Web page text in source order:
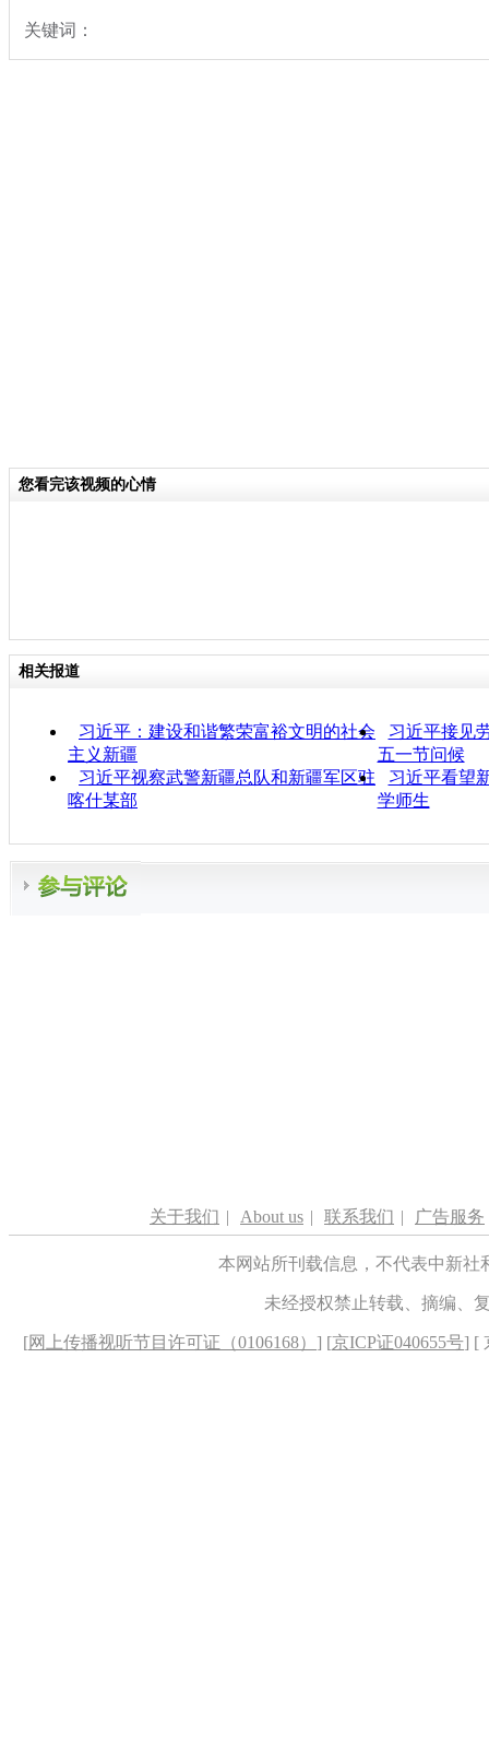
关键词：
您看完该视频的心情
相关报道
习近平：建设和谐繁荣富裕文明的社会
主义新疆
习近平接见
五一节问候
习近平视察武警新疆总队和新疆军区驻
喀什某部
习近平看望
学师生
关于我们 | About us | 联系我们 | 广告服务
本网站所刊载信息，不代表中新
未经授权禁止转载、摘编、
[网上传播视听节目许可证（0106168） ] [京ICP证040655号] [